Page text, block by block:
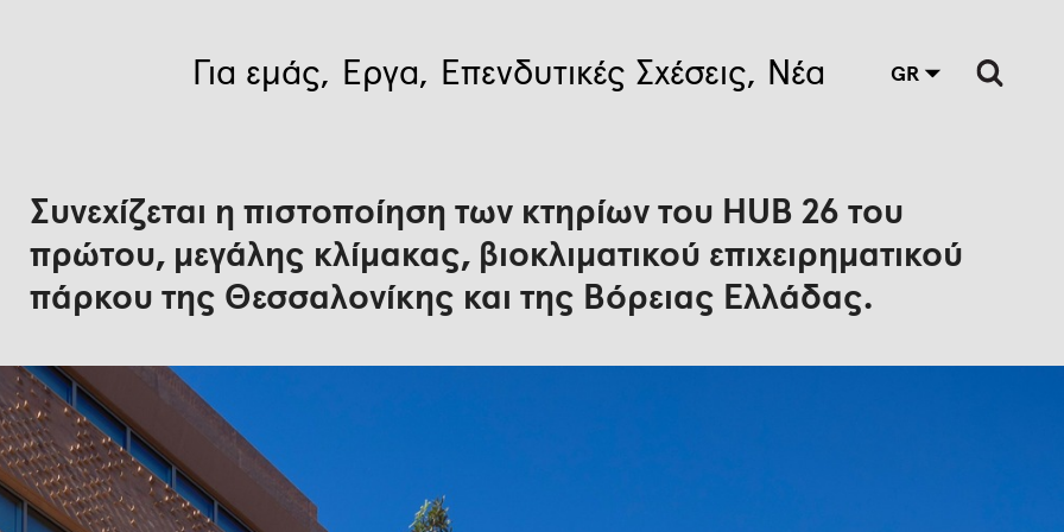
Για εμάς Έργα Επενδυτικές Σχέσεις Νέα GR
Συνεχίζεται η πιστοποίηση των κτηρίων του HUB 26 του
πρώτου, μεγάλης κλίμακας, βιοκλιματικού επιχειρηματικού
πάρκου της Θεσσαλονίκης και της Βόρειας Ελλάδας.